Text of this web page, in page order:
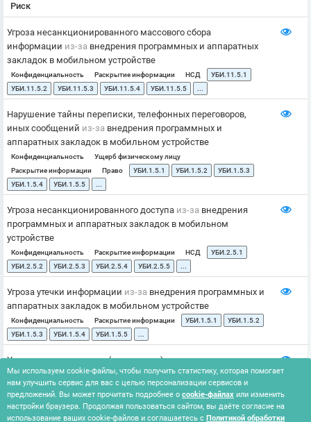
Риск
Угроза несанкционированного массового сбора
информации из-за внедрения программных и аппаратных
закладок в мобильном устройстве
Конфиденциальность Раскрытие информации НСД
УБИ.11.5.1
УБИ.11.5.2
УБИ.11.5.3 УБИ.11.5.4 УБИ.11.5.5 ...
Нарушение тайны переписки, телефонных переговоров,
иных сообщений из-за внедрения программных и
аппаратных закладок в мобильном устройстве
Конфиденциальность
Ущерб физическому лицу
Раскрытие информации
Право УБИ.1.5.1 УБИ.1.5.2
УБИ.1.5.3
УБИ.1.5.4
УБИ.1.5.5 ...
Угроза несанкционированного доступа из-за внедрения
программных и аппаратных закладок в мобильном
устройстве
Конфиденциальность Раскрытие информации НСД
УБИ.2.5.1
УБИ.2.5.2
УБИ.2.5.3 УБИ.2.5.4 УБИ.2.5.5 ...
Угроза утечки информации из-за внедрения программных и
аппаратных закладок в мобильном устройстве
Конфиденциальность Раскрытие информации УБИ.1.5.1
УБИ.1.5.2
УБИ.1.5.3
УБИ.1.5.4 УБИ.1.5.5 ...
Угроза ненадлежащего (нецелевого) использованияиз-за
внедрения программных и аппаратных закладок в
мобильном устройстве
Доступность УБИ.7.5.3
УБИ.7.5.4
УБИ.7.5.5
...
Мы используем cookie-файлы, чтобы получить статистику, которая помогает
нам улучшить сервис для вас с целью персонализации сервисов и
предложений. Вы может прочитать подробнее о cookie-файлах или изменить
настройки браузера. Продолжая пользоваться сайтом, вы даёте согласие на
использование ваших cookie-файлов и соглашаетесь с Политикой обработки